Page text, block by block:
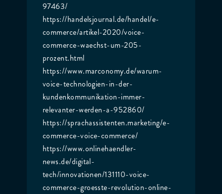
97463/
https://handelsjournal.de/handel/e-
commerce/artikel-2020/voice-
commerce-waechst-um-205-
prozent.html
https://www.marconomy.de/warum-
voice-technologien-in-der-
kundenkommunikation-immer-
relevanter-werden-a-952860/
https://sprachassistenten.marketing/e-
commerce-voice-commerce/
https://www.onlinehaendler-
news.de/digital-
tech/innovationen/131110-voice-
commerce-groesste-revolution-online-